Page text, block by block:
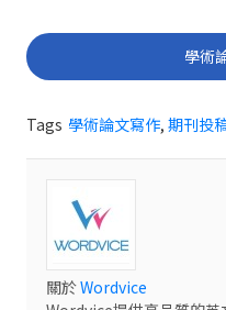
學術
Tags 學術論文寫作, 期刊投
關於Wordvice